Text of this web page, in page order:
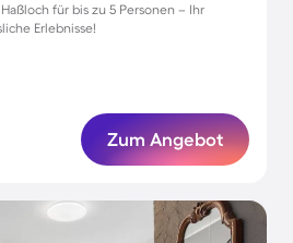
für bis zu 5 Personen – Ihr
Erlebnisse!
Zum Angebot